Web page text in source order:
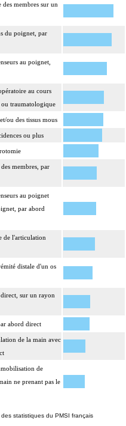
membres sur un
du poignet, par
au poignet,
au cours
traumatologique
ou des tissus mous
ou plus
membres, par
au poignet
par abord
de l'articulation
distale d'un os
sur un rayon
abord direct
de la main avec
de
ne prenant pas le
statistiques du PMSI français